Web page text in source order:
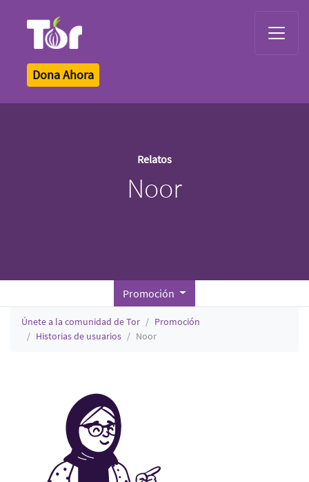
Dona Ahora
Relatos
Noor
Promoción
Únete a la comunidad de Tor
Promoción
Historias de usuarios
Noor